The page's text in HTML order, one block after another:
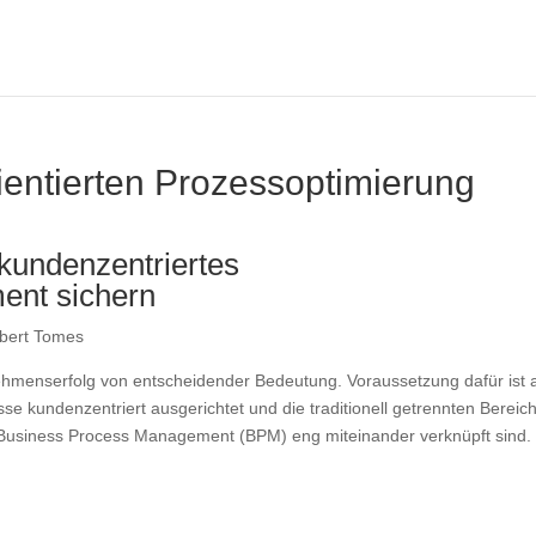
Prozessoptimierung
sichern
Tomes
von entscheidender Bedeutung. Voraussetzung dafür ist
kundenzentriert ausgerichtet und die traditionell getrennten
Process Management (BPM) eng miteinander verknüpft sind.